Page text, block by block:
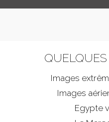
Images
Images
Egypte